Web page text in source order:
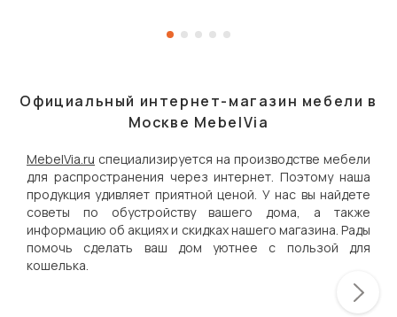
Официальный интернет-магазин мебели в
Москве MebelVia
MebelVia.ru специализируется на производстве мебели
для распространения через интернет. Поэтому наша
продукция удивляет приятной ценой. У нас вы найдете
советы по обустройству вашего дома, а также
информацию об акциях и скидках нашего магазина. Рады
помочь сделать ваш дом уютнее с пользой для
кошелька.